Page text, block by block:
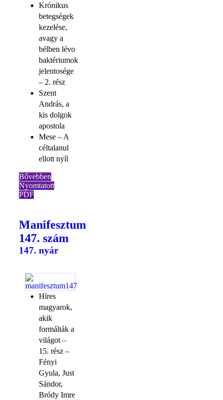
Krónikus
betegségek
kezelése,
avagy a
bélben lévo
baktériumok
jelentosége
– 2. rész
Szent
András, a
kis dolgok
apostola
Mese – A
céltalanul
ellott nyíl
Bővebben
Nyomtatott
PDF
Manifesztum
147. szám
147. nyár
Híres
magyarok,
akik
formálták a
világot –
15. rész –
Fényi
Gyula, Just
Sándor,
Bródy Imre